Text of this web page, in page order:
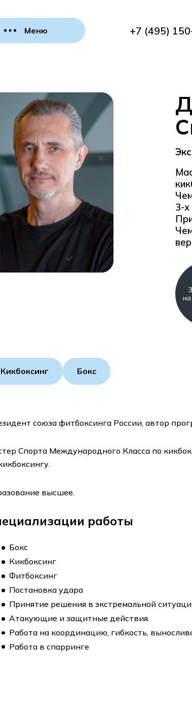
Меню +7 (495)
3-
Кикбоксинг Бокс
союза фитбоксинга России, автор
Спорта Международного Класса по
высшее.
работы
Бокс
Кикбоксинг
Фитбоксинг
Постановка удара
Принятие решения в экстремальной
Атакующие и защитные действия.
Работа на координацию, гибкость,
Работа в спарринге